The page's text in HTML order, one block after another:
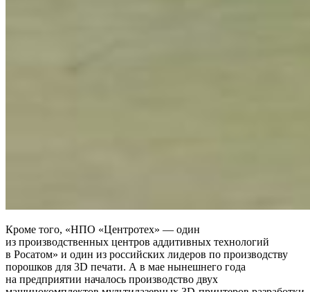
Кроме того, «НПО «Центротех» — ​один
из производственных центров аддитивных технологий
в Росатом» и один из российских лидеров по производству
порошков для 3D печати. А в мае нынешнего года
на предприятии началось производство двух